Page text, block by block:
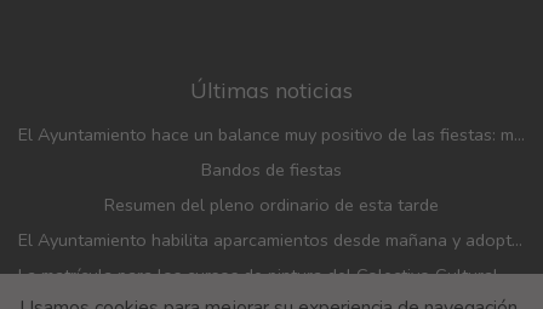
Últimas noticias
El Ayuntamiento hace un balance muy positivo de las fiestas: menos incidencias, gran participación y mayor afluencia de público que en años anteriores
Bandos de fiestas
Resumen del pleno ordinario de esta tarde
El Ayuntamiento habilita aparcamientos desde mañana y adopta medidas de movilidad con motivo de las fiestas patronales
La matrícula para los cursos de pintura del Colectivo Cultural Almudí se abrirá del 1 al 4 de septiembre